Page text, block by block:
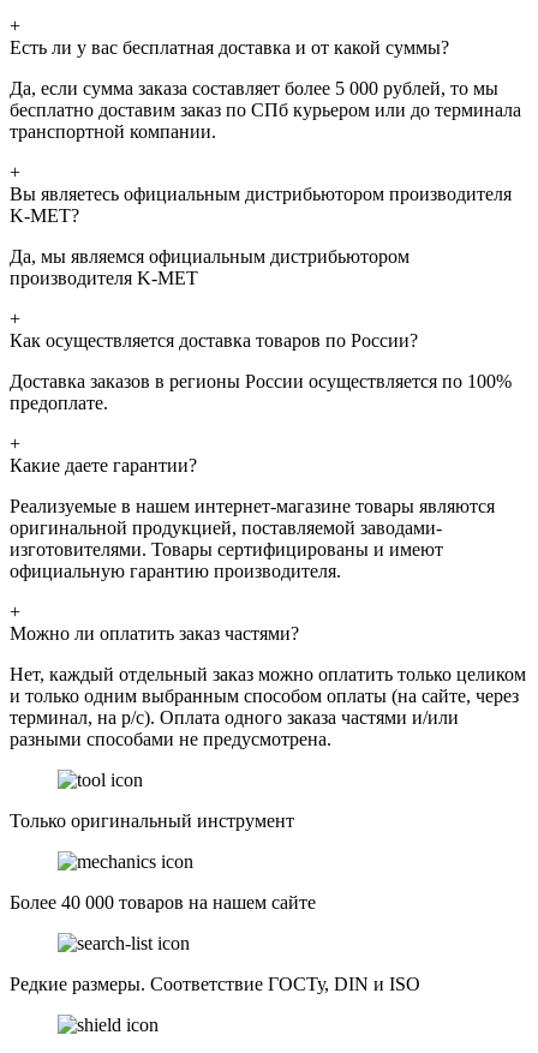
+
Есть ли у вас бесплатная доставка и от какой суммы?
Да, если сумма заказа составляет более 5 000 рублей, то мы
бесплатно доставим заказ по СПб курьером или до терминала
транспортной компании.
+
Вы являетесь официальным дистрибьютором производителя
K-MET?
Да, мы являемся официальным дистрибьютором
производителя K-MET
+
Как осуществляется доставка товаров по России?
Доставка заказов в регионы России осуществляется по 100%
предоплате.
+
Какие даете гарантии?
Реализуемые в нашем интернет-магазине товары являются
оригинальной продукцией, поставляемой заводами-
изготовителями. Товары сертифицированы и имеют
официальную гарантию производителя.
+
Можно ли оплатить заказ частями?
Нет, каждый отдельный заказ можно оплатить только целиком
и только одним выбранным способом оплаты (на сайте, через
терминал, на р/с). Оплата одного заказа частями и/или
разными способами не предусмотрена.
Только оригинальный инструмент
Более 40 000 товаров на нашем сайте
Редкие размеры. Соответствие ГОСТу, DIN и ISO